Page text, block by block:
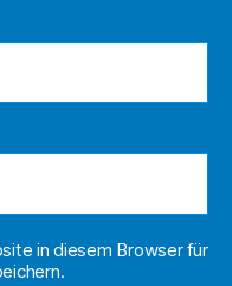
in diesem Browser für